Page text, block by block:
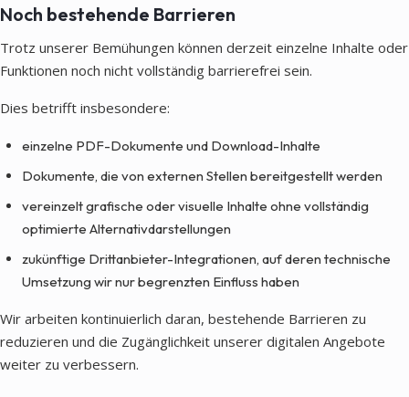
Noch bestehende Barrieren
Trotz unserer Bemühungen können derzeit einzelne Inhalte oder
Funktionen noch nicht vollständig barrierefrei sein.
Dies betrifft insbesondere:
einzelne PDF-Dokumente und Download-Inhalte
Dokumente, die von externen Stellen bereitgestellt werden
vereinzelt grafische oder visuelle Inhalte ohne vollständig
optimierte Alternativdarstellungen
zukünftige Drittanbieter-Integrationen, auf deren technische
Umsetzung wir nur begrenzten Einfluss haben
Wir arbeiten kontinuierlich daran, bestehende Barrieren zu
reduzieren und die Zugänglichkeit unserer digitalen Angebote
weiter zu verbessern.